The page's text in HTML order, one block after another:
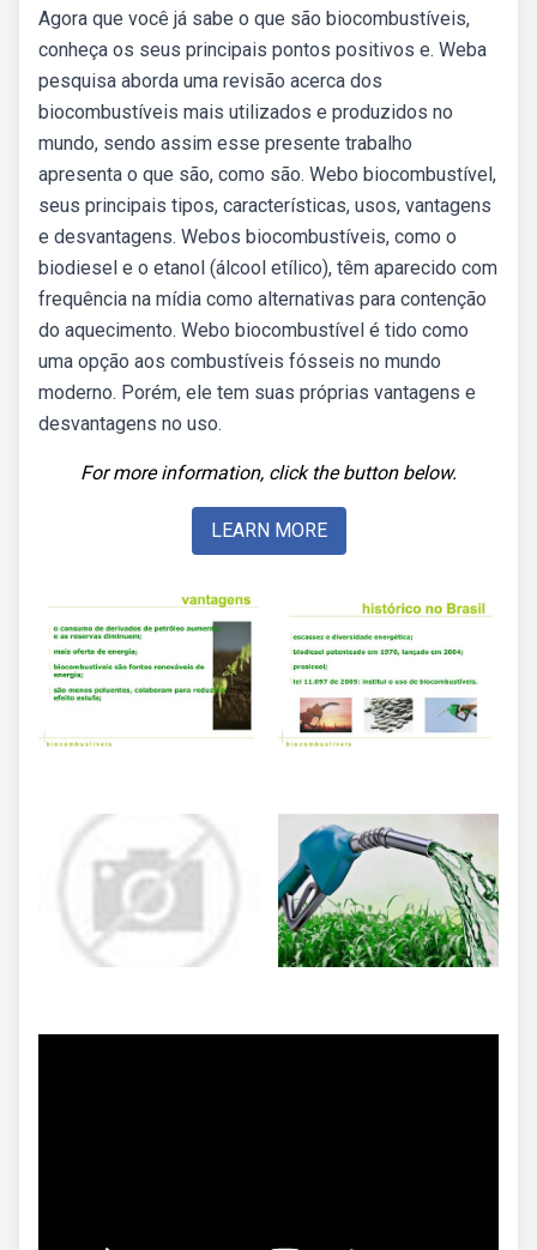
Agora que você já sabe o que são biocombustíveis,
conheça os seus principais pontos positivos e. Weba
pesquisa aborda uma revisão acerca dos
biocombustíveis mais utilizados e produzidos no
mundo, sendo assim esse presente trabalho
apresenta o que são, como são. Webo biocombustível,
seus principais tipos, características, usos, vantagens
e desvantagens. Webos biocombustíveis, como o
biodiesel e o etanol (álcool etílico), têm aparecido com
frequência na mídia como alternativas para contenção
do aquecimento. Webo biocombustível é tido como
uma opção aos combustíveis fósseis no mundo
moderno. Porém, ele tem suas próprias vantagens e
desvantagens no uso.
For more information, click the button below.
LEARN MORE